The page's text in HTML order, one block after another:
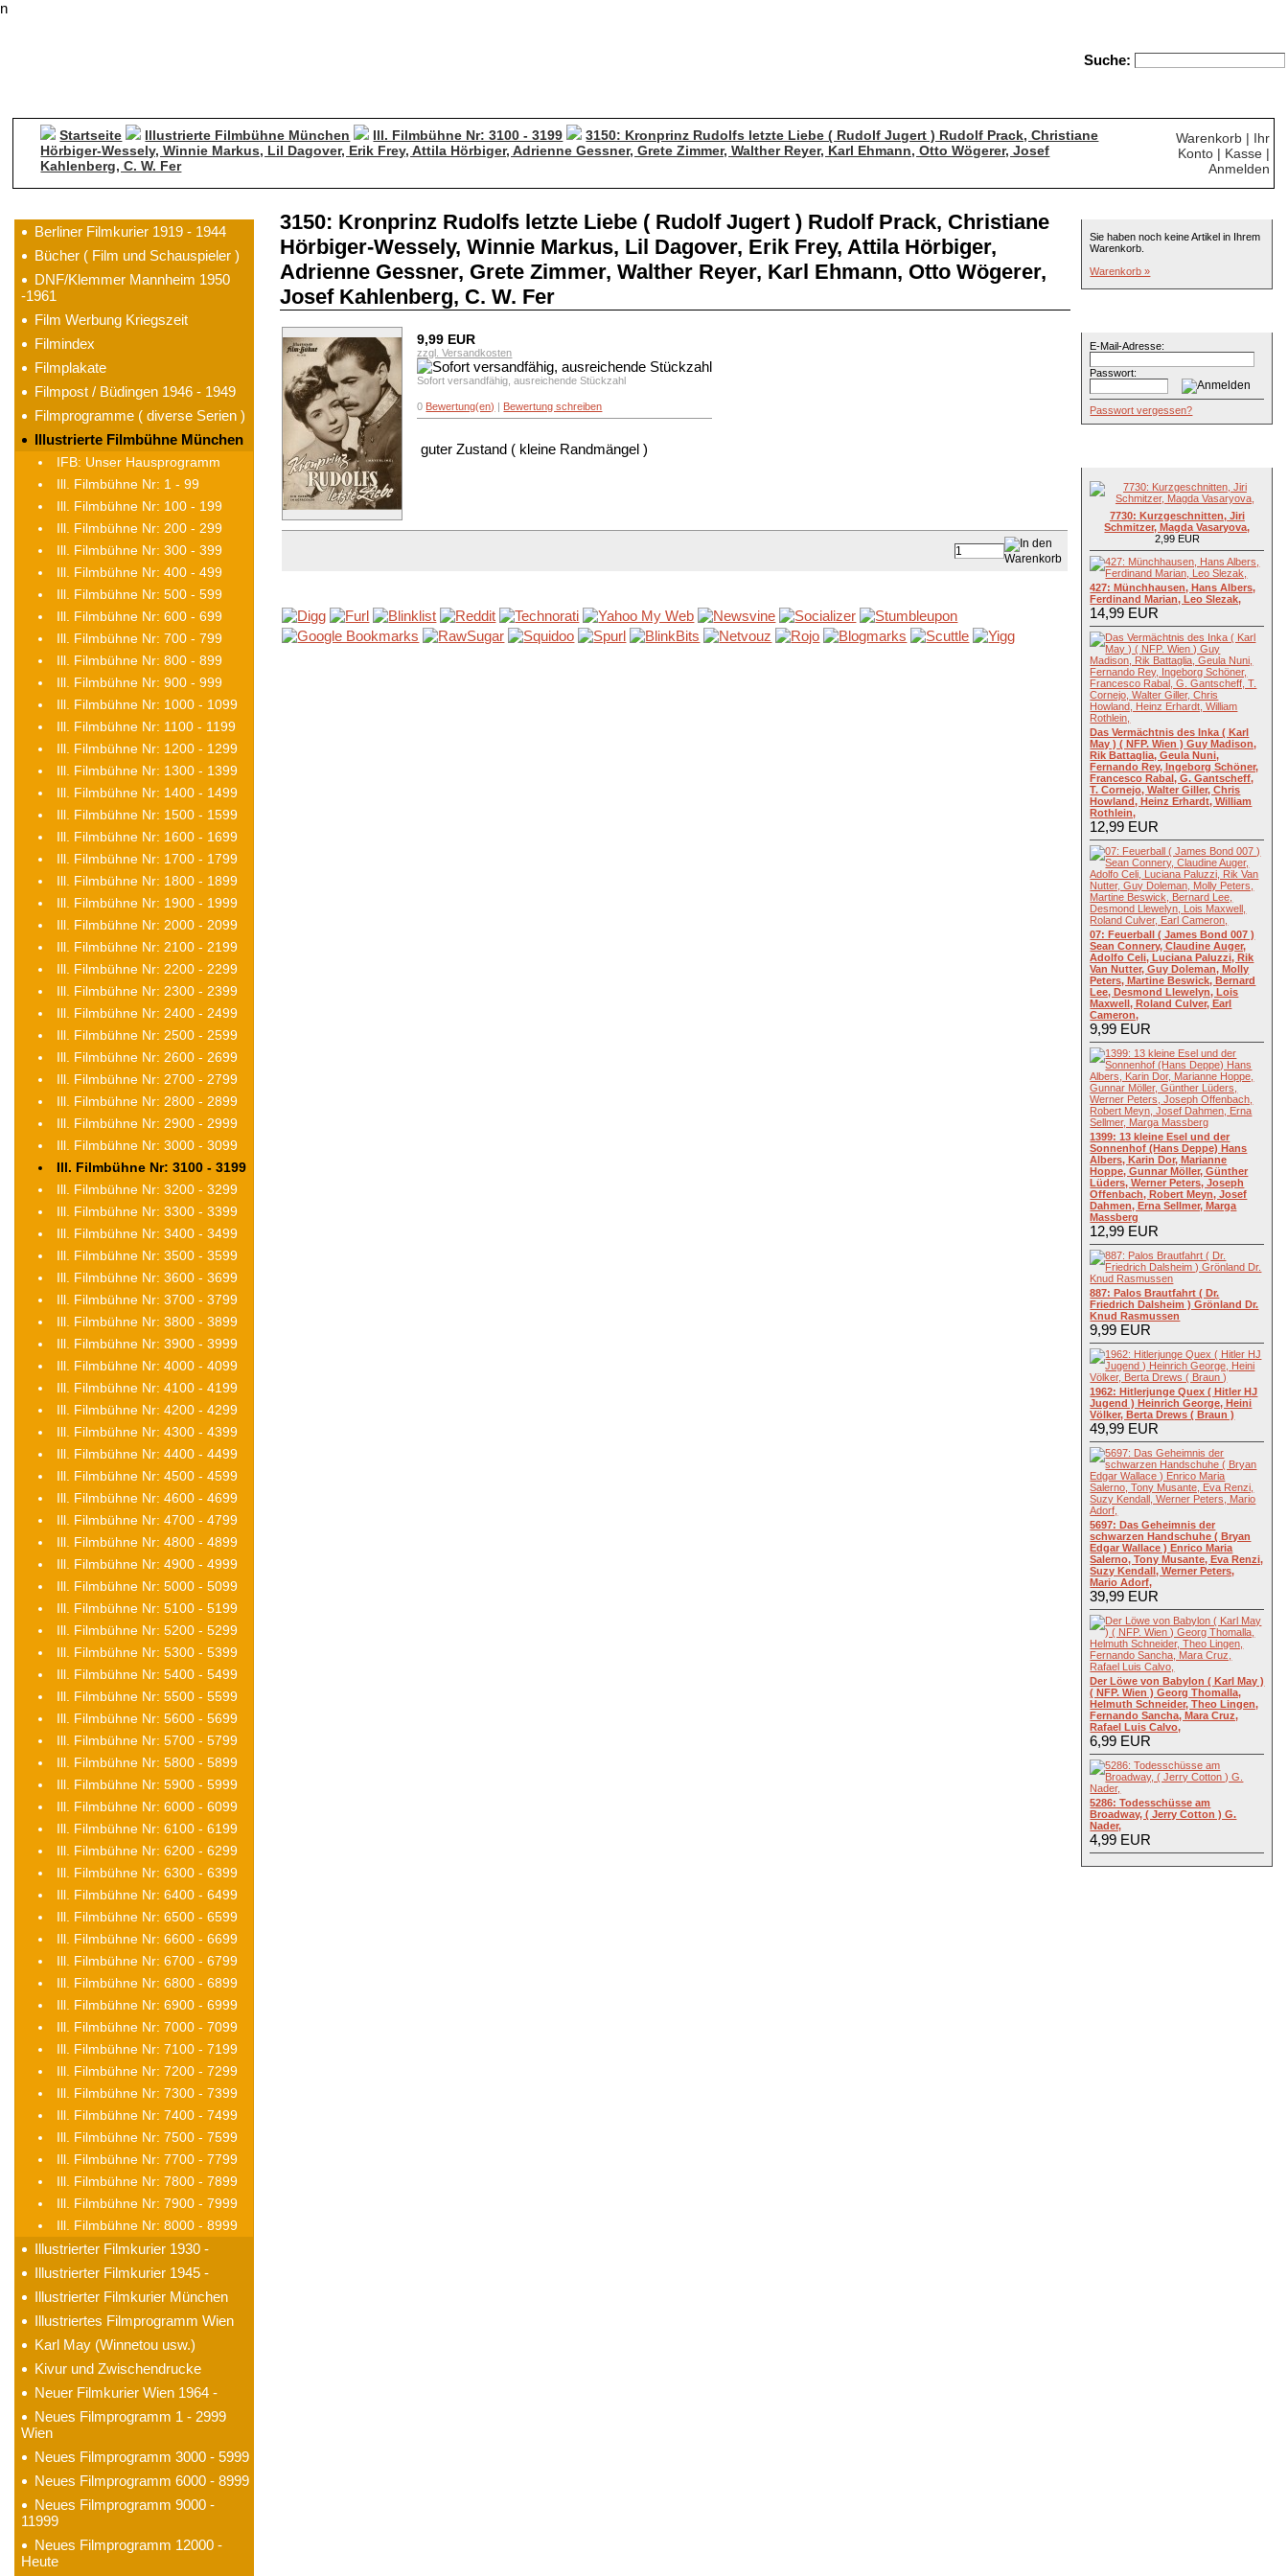
n
Suche:
Startseite Illustrierte Filmbühne München Ill. Filmbühne Nr: 3100 - 3199
3150: Kronprinz Rudolfs letzte Liebe ( Rudolf Jugert ) Rudolf Prack, Christiane
Hörbiger-Wessely, Winnie Markus, Lil Dagover, Erik Frey, Attila Hörbiger, Adrienne Gessner, Grete Zimmer, Walther Reyer, Karl Ehmann, Otto Wögerer, Josef
Kahlenberg, C. W. Fer
Warenkorb | Ihr
Konto | Kasse |
Anmelden
Berliner Filmkurier 1919 - 1944
Bücher ( Film und Schauspieler )
DNF/Klemmer Mannheim 1950
-1961
Film Werbung Kriegszeit
Filmindex
Filmplakate
Filmpost / Büdingen 1946 - 1949
Filmprogramme ( diverse Serien )
Illustrierte Filmbühne München
IFB: Unser Hausprogramm
Ill. Filmbühne Nr: 1 - 99
Ill. Filmbühne Nr: 100 - 199
Ill. Filmbühne Nr: 200 - 299
Ill. Filmbühne Nr: 300 - 399
Ill. Filmbühne Nr: 400 - 499
Ill. Filmbühne Nr: 500 - 599
Ill. Filmbühne Nr: 600 - 699
Ill. Filmbühne Nr: 700 - 799
Ill. Filmbühne Nr: 800 - 899
Ill. Filmbühne Nr: 900 - 999
Ill. Filmbühne Nr: 1000 - 1099
Ill. Filmbühne Nr: 1100 - 1199
Ill. Filmbühne Nr: 1200 - 1299
Ill. Filmbühne Nr: 1300 - 1399
Ill. Filmbühne Nr: 1400 - 1499
Ill. Filmbühne Nr: 1500 - 1599
Ill. Filmbühne Nr: 1600 - 1699
Ill. Filmbühne Nr: 1700 - 1799
Ill. Filmbühne Nr: 1800 - 1899
Ill. Filmbühne Nr: 1900 - 1999
Ill. Filmbühne Nr: 2000 - 2099
Ill. Filmbühne Nr: 2100 - 2199
Ill. Filmbühne Nr: 2200 - 2299
Ill. Filmbühne Nr: 2300 - 2399
Ill. Filmbühne Nr: 2400 - 2499
Ill. Filmbühne Nr: 2500 - 2599
Ill. Filmbühne Nr: 2600 - 2699
Ill. Filmbühne Nr: 2700 - 2799
Ill. Filmbühne Nr: 2800 - 2899
Ill. Filmbühne Nr: 2900 - 2999
Ill. Filmbühne Nr: 3000 - 3099
Ill. Filmbühne Nr: 3100 - 3199
Ill. Filmbühne Nr: 3200 - 3299
Ill. Filmbühne Nr: 3300 - 3399
Ill. Filmbühne Nr: 3400 - 3499
Ill. Filmbühne Nr: 3500 - 3599
Ill. Filmbühne Nr: 3600 - 3699
Ill. Filmbühne Nr: 3700 - 3799
Ill. Filmbühne Nr: 3800 - 3899
Ill. Filmbühne Nr: 3900 - 3999
Ill. Filmbühne Nr: 4000 - 4099
Ill. Filmbühne Nr: 4100 - 4199
Ill. Filmbühne Nr: 4200 - 4299
Ill. Filmbühne Nr: 4300 - 4399
Ill. Filmbühne Nr: 4400 - 4499
Ill. Filmbühne Nr: 4500 - 4599
Ill. Filmbühne Nr: 4600 - 4699
Ill. Filmbühne Nr: 4700 - 4799
Ill. Filmbühne Nr: 4800 - 4899
Ill. Filmbühne Nr: 4900 - 4999
Ill. Filmbühne Nr: 5000 - 5099
Ill. Filmbühne Nr: 5100 - 5199
Ill. Filmbühne Nr: 5200 - 5299
Ill. Filmbühne Nr: 5300 - 5399
Ill. Filmbühne Nr: 5400 - 5499
Ill. Filmbühne Nr: 5500 - 5599
Ill. Filmbühne Nr: 5600 - 5699
Ill. Filmbühne Nr: 5700 - 5799
Ill. Filmbühne Nr: 5800 - 5899
Ill. Filmbühne Nr: 5900 - 5999
Ill. Filmbühne Nr: 6000 - 6099
Ill. Filmbühne Nr: 6100 - 6199
Ill. Filmbühne Nr: 6200 - 6299
Ill. Filmbühne Nr: 6300 - 6399
Ill. Filmbühne Nr: 6400 - 6499
Ill. Filmbühne Nr: 6500 - 6599
Ill. Filmbühne Nr: 6600 - 6699
Ill. Filmbühne Nr: 6700 - 6799
Ill. Filmbühne Nr: 6800 - 6899
Ill. Filmbühne Nr: 6900 - 6999
Ill. Filmbühne Nr: 7000 - 7099
Ill. Filmbühne Nr: 7100 - 7199
Ill. Filmbühne Nr: 7200 - 7299
Ill. Filmbühne Nr: 7300 - 7399
Ill. Filmbühne Nr: 7400 - 7499
Ill. Filmbühne Nr: 7500 - 7599
Ill. Filmbühne Nr: 7700 - 7799
Ill. Filmbühne Nr: 7800 - 7899
Ill. Filmbühne Nr: 7900 - 7999
Ill. Filmbühne Nr: 8000 - 8999
Illustrierter Filmkurier 1930 -
Illustrierter Filmkurier 1945 -
Illustrierter Filmkurier München
Illustriertes Filmprogramm Wien
Karl May (Winnetou usw.)
Kivur und Zwischendrucke
Neuer Filmkurier Wien 1964 -
Neues Filmprogramm 1 - 2999
Wien
Neues Filmprogramm 3000 - 5999
Neues Filmprogramm 6000 - 8999
Neues Filmprogramm 9000 -
11999
Neues Filmprogramm 12000 -
Heute
3150: Kronprinz Rudolfs letzte Liebe ( Rudolf Jugert ) Rudolf Prack, Christiane
Hörbiger-Wessely, Winnie Markus, Lil Dagover, Erik Frey, Attila Hörbiger,
Adrienne Gessner, Grete Zimmer, Walther Reyer, Karl Ehmann, Otto Wögerer,
Josef Kahlenberg, C. W. Fer
9,99 EUR
zzgl. Versandkosten
Sofort versandfähig, ausreichende Stückzahl
0 Bewertung(en) | Bewertung schreiben
guter Zustand ( kleine Randmängel )
Sie haben noch keine Artikel in Ihrem
Warenkorb.
Warenkorb »
E-Mail-Adresse:
Passwort:
Passwort vergessen?
7730: Kurzgeschnitten, Jiri
Schmitzer, Magda Vasaryova,
2,99 EUR
427: Münchhausen, Hans Albers,
Ferdinand Marian, Leo Slezak,
14,99 EUR
Das Vermächtnis des Inka ( Karl
May ) ( NFP. Wien ) Guy Madison,
Rik Battaglia, Geula Nuni,
Fernando Rey, Ingeborg Schöner,
Francesco Rabal, G. Gantscheff,
T. Cornejo, Walter Giller, Chris
Howland, Heinz Erhardt, William
Rothlein,
12,99 EUR
07: Feuerball ( James Bond 007 )
Sean Connery, Claudine Auger,
Adolfo Celi, Luciana Paluzzi, Rik
Van Nutter, Guy Doleman, Molly
Peters, Martine Beswick, Bernard
Lee, Desmond Llewelyn, Lois
Maxwell, Roland Culver, Earl
Cameron,
9,99 EUR
1399: 13 kleine Esel und der
Sonnenhof (Hans Deppe) Hans
Albers, Karin Dor, Marianne
Hoppe, Gunnar Möller, Günther
Lüders, Werner Peters, Joseph
Offenbach, Robert Meyn, Josef
Dahmen, Erna Sellmer, Marga
Massberg
12,99 EUR
887: Palos Brautfahrt ( Dr.
Friedrich Dalsheim ) Grönland Dr.
Knud Rasmussen
9,99 EUR
1962: Hitlerjunge Quex ( Hitler HJ
Jugend ) Heinrich George, Heini
Völker, Berta Drews ( Braun )
49,99 EUR
5697: Das Geheimnis der
schwarzen Handschuhe ( Bryan
Edgar Wallace ) Enrico Maria
Salerno, Tony Musante, Eva Renzi,
Suzy Kendall, Werner Peters,
Mario Adorf,
39,99 EUR
Der Löwe von Babylon ( Karl May )
( NFP. Wien ) Georg Thomalla,
Helmuth Schneider, Theo Lingen,
Fernando Sancha, Mara Cruz,
Rafael Luis Calvo,
6,99 EUR
5286: Todesschüsse am
Broadway, ( Jerry Cotton ) G.
Nader,
4,99 EUR